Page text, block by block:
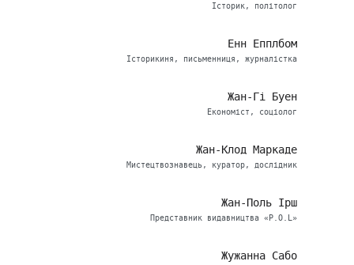
Історик, політолог
Енн Епплбом
Історикиня, письменниця, журналістка
Жан-Гі Буен
Економіст, соціолог
Жан-Клод Маркаде
Мистецтвознавець, куратор, дослідник
Жан-Поль Ірш
Представник видавництва «P.O.L»
Жужанна Сабо